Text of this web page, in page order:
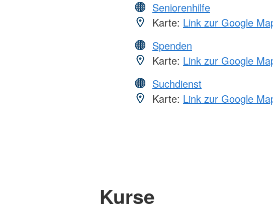
Seniorenhilfe
Karte: Link zur Google
Spenden
Karte: Link zur Google
Suchdienst
Karte: Link zur Google
Kurse